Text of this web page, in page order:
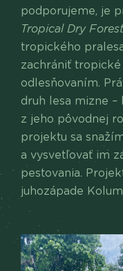
podporujeme, je
Tropical Dry Forest
tropického
zachrániť
odlesňovaním.
druh lesa mizne
z jeho pôvodnej
projektu sa
a vysvetľovať im
pestovania.
juhozápade